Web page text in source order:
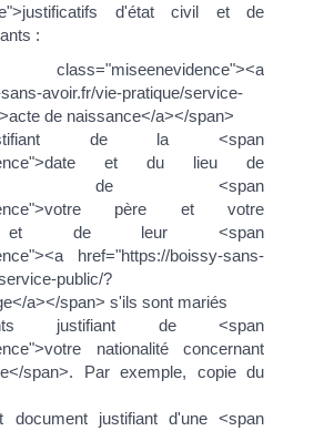
d'état civil et de
:
avoir.fr/vie-pratique/service-
de naissance</a></span>
de la <span
et du lieu de
span> de <span
père et votre
et de leur <span
href="https://boissy-sans-
public/?
a></span> s'ils sont mariés
justifiant de <span
nationalité concernant
span>. Par exemple, copie du
document justifiant d'une <span